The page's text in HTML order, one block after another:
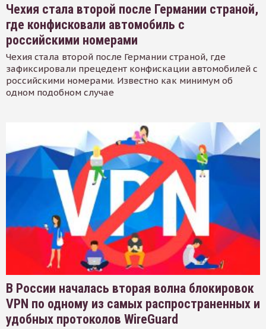
Чехия стала второй после Германии страной,
где конфисковали автомобиль с
российскими номерами
Чехия стала второй после Германии страной, где
зафиксировали прецедент конфискации автомобилей с
российскими номерами. Известно как минимум об
одном подобном случае
В России началась вторая волна блокировок
VPN по одному из самых распространенных и
удобных протоколов WireGuard